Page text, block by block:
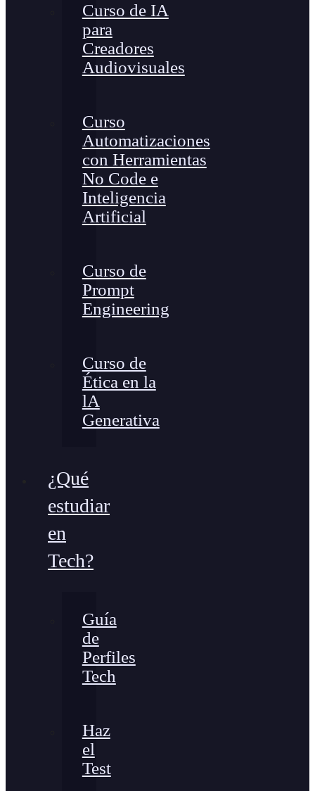
Curso de IA
para
Creadores
Audiovisuales
Curso
Automatizaciones
con Herramientas
No Code e
Inteligencia
Artificial
Curso de
Prompt
Engineering
Curso de
Ética en la
lA
Generativa
¿Qué
estudiar
en
Tech?
Guía
de
Perfiles
Tech
Haz
el
Test